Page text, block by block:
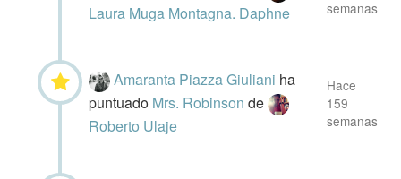
Laura Muga Montagna. Daphne
semanas
Amaranta Piazza Giuliani ha
puntuado Mrs. Robinsonde
Roberto Ulaje
Hace
159
semanas